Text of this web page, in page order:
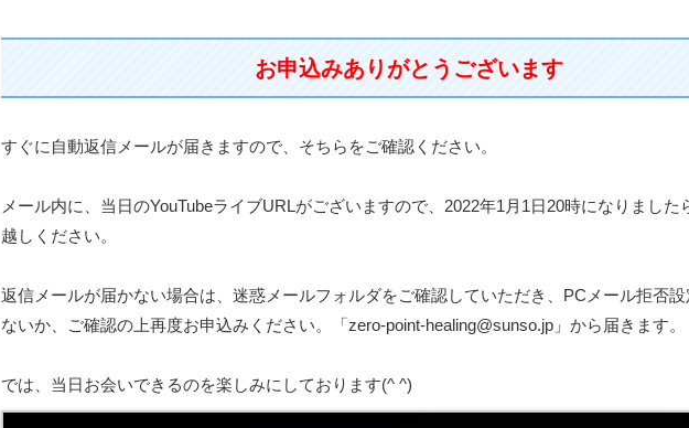
お申込みありがとうございます
すぐに自動返信メールが届きますので、そちらをご確認ください。
メール内に、当日のYouTubeライブURLがございますので、2022年1月1日20時になりました
越しください。
返信メールが届かない場合は、迷惑メールフォルダをご確認していただき、PCメール拒否
ないか、ご確認の上再度お申込みください。「zero-point-healing@sunso.jp」から届きます。
では、当日お会いできるのを楽しみにしております(^ ^)